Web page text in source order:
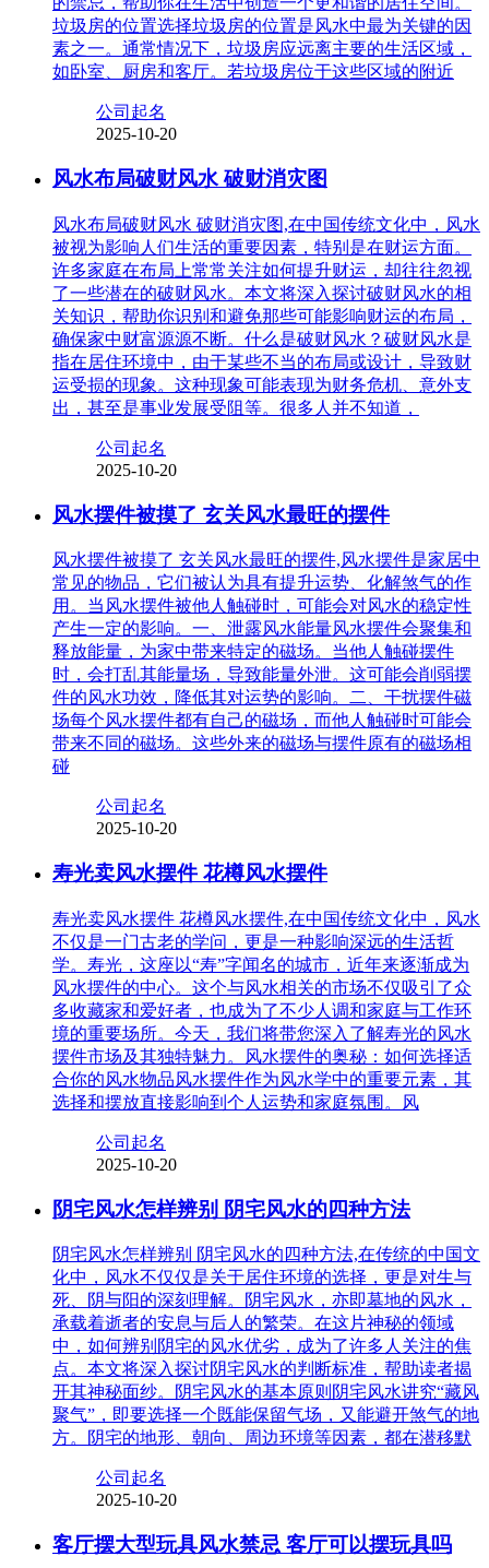
垃圾房的位置选择垃圾房的位置是风水中最为关键的因
素之一。通常情况下，垃圾房应远离主要的生活区域，
如卧室、厨房和客厅。若垃圾房位于这些区域的附近
公司起名
2025-10-20
风水布局破财风水 破财消灾图
风水布局破财风水 破财消灾图,在中国传统文化中，风水
被视为影响人们生活的重要因素，特别是在财运方面。
许多家庭在布局上常常关注如何提升财运，却往往忽视
了一些潜在的破财风水。本文将深入探讨破财风水的相
关知识，帮助你识别和避免那些可能影响财运的布局，
确保家中财富源源不断。什么是破财风水？破财风水是
指在居住环境中，由于某些不当的布局或设计，导致财
运受损的现象。这种现象可能表现为财务危机、意外支
出，甚至是事业发展受阻等。很多人并不知道，
公司起名
2025-10-20
风水摆件被摸了 玄关风水最旺的摆件
风水摆件被摸了 玄关风水最旺的摆件,风水摆件是家居中
常见的物品，它们被认为具有提升运势、化解煞气的作
用。当风水摆件被他人触碰时，可能会对风水的稳定性
产生一定的影响。一、泄露风水能量风水摆件会聚集和
释放能量，为家中带来特定的磁场。当他人触碰摆件
时，会打乱其能量场，导致能量外泄。这可能会削弱摆
件的风水功效，降低其对运势的影响。二、干扰摆件磁
场每个风水摆件都有自己的磁场，而他人触碰时可能会
带来不同的磁场。这些外来的磁场与摆件原有的磁场相
碰
公司起名
2025-10-20
寿光卖风水摆件 花樽风水摆件
寿光卖风水摆件 花樽风水摆件,在中国传统文化中，风水
不仅是一门古老的学问，更是一种影响深远的生活哲
学。寿光，这座以“寿”字闻名的城市，近年来逐渐成为
风水摆件的中心。这个与风水相关的市场不仅吸引了众
多收藏家和爱好者，也成为了不少人调和家庭与工作环
境的重要场所。今天，我们将带您深入了解寿光的风水
摆件市场及其独特魅力。风水摆件的奥秘：如何选择适
合你的风水物品风水摆件作为风水学中的重要元素，其
选择和摆放直接影响到个人运势和家庭氛围。风
公司起名
2025-10-20
阴宅风水怎样辨别 阴宅风水的四种方法
阴宅风水怎样辨别 阴宅风水的四种方法,在传统的中国文
化中，风水不仅仅是关于居住环境的选择，更是对生与
死、阴与阳的深刻理解。阴宅风水，亦即墓地的风水，
承载着逝者的安息与后人的繁荣。在这片神秘的领域
中，如何辨别阴宅的风水优劣，成为了许多人关注的焦
点。本文将深入探讨阴宅风水的判断标准，帮助读者揭
开其神秘面纱。阴宅风水的基本原则阴宅风水讲究“藏风
聚气”，即要选择一个既能保留气场，又能避开煞气的地
方。阴宅的地形、朝向、周边环境等因素，都在潜移默
公司起名
2025-10-20
客厅摆大型玩具风水禁忌 客厅可以摆玩具吗